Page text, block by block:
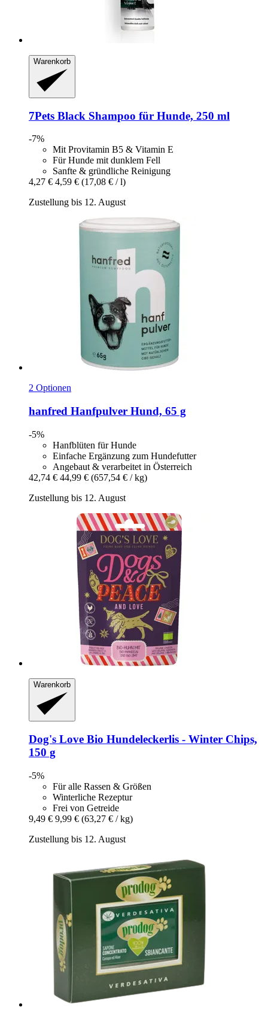
Warenkorb
7Pets Black Shampoo für Hunde, 250 ml
-7%
Mit Provitamin B5 & Vitamin E
Für Hunde mit dunklem Fell
Sanfte & gründliche Reinigung
4,27 € 4,59 € (17,08 € / l)
Zustellung bis 12. August
2 Optionen
hanfred Hanfpulver Hund, 65 g
-5%
Hanfblüten für Hunde
Einfache Ergänzung zum Hundefutter
Angebaut & verarbeitet in Österreich
42,74 € 44,99 € (657,54 € / kg)
Zustellung bis 12. August
Warenkorb
Dog's Love Bio Hundeleckerlis -​ Winter Chips,
150 g
-5%
Für alle Rassen & Größen
Winterliche Rezeptur
Frei von Getreide
9,49 € 9,99 € (63,27 € / kg)
Zustellung bis 12. August